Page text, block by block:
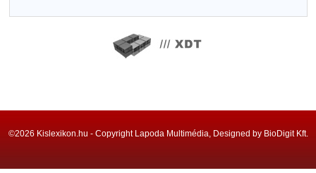
©2026 Kislexikon.hu - Copyright Lapoda Multimédia, Designed by BioDigit Kft.